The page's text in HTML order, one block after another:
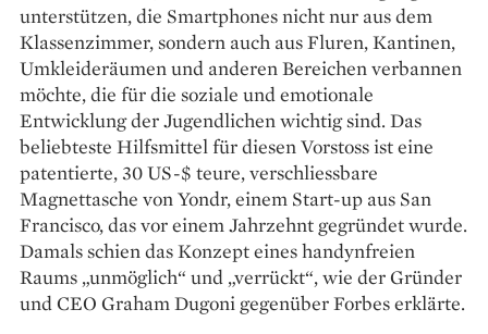
unterstützen, die Smartphones nicht nur aus dem
Klassenzimmer, sondern auch aus Fluren, Kantinen,
Umkleideräumen und anderen Bereichen verbannen
möchte, die für die soziale und emotionale
Entwicklung der Jugendlichen wichtig sind. Das
beliebteste Hilfsmittel für diesen Vorstoss ist eine
patentierte, 30 US-$ teure, verschliessbare
Magnettasche von Yondr, einem Start-up aus San
Francisco, das vor einem Jahrzehnt gegründet wurde.
Damals schien das Konzept eines handynfreien
Raums „unmöglich“ und „verrückt“, wie der Gründer
und CEO Graham Dugoni gegenüber Forbes erklärte.